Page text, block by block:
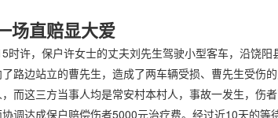
场直赔显大爱
许，保户许女士的丈夫刘先生驾驶小型客车，沿饶阳
路边站立的曹先生，造成了两车辆受损、曹先生受伤
而这三方当事人均是常安村本村人，事故一发生，伤
调达成保户赔偿伤者5000元治疗费。经过近10天的